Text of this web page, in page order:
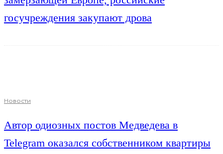
госучреждения закупают дрова
Новости
Автор одиозных постов Медведева в
Telegram оказался собственником квартиры